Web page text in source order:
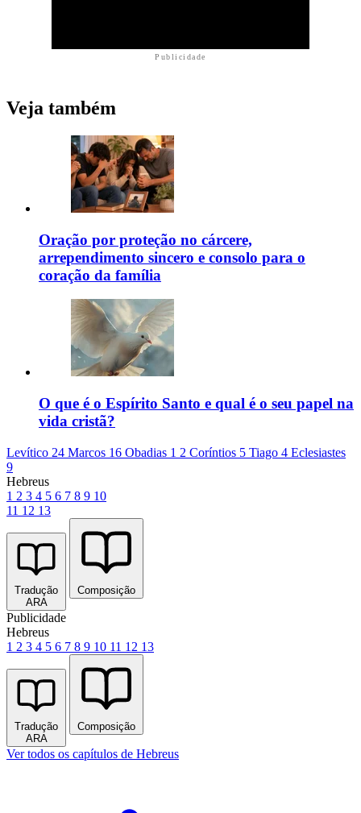
Publicidade
Veja também
Oração por proteção no cárcere,
arrependimento sincero e consolo para o
coração da família
O que é o Espírito Santo e qual é o seu papel na
vida cristã?
Levítico 24 Marcos 16 Obadias 1 2 Coríntios 5 Tiago 4 Eclesiastes
9
Hebreus
1 2 3 4 5 6 7 8 9 10
11 12 13
Tradução
ARA
Composição
Publicidade
Hebreus
1 2 3 4 5 6 7 8 9 10 11 12 13
Tradução
ARA
Composição
Ver todos os capítulos de Hebreus